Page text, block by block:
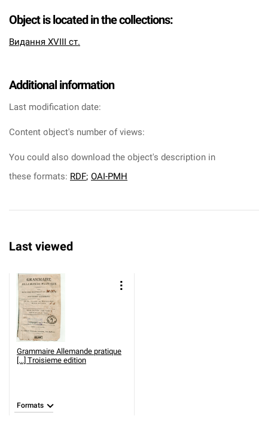
Object is located in the collections:
Видання XVIII ст.
Additional information
Last modification date:
Content object's number of views:
You could also download the object's description in
these formats: RDF; OAI-PMH
Last viewed
Grammaire Allemande pratique
[...] Troisieme edition
Formats